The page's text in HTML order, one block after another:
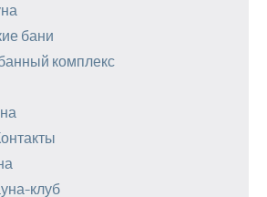
бани
комплекс
клуб